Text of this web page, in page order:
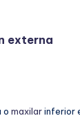
externa
o maxilarinferior